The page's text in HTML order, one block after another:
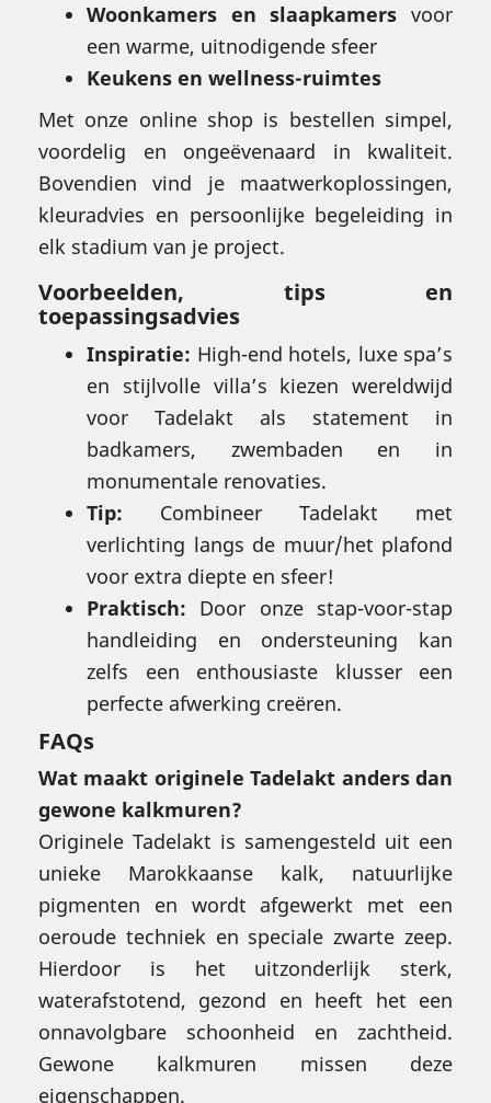
Woonkamers en slaapkamers voor
een warme, uitnodigende sfeer
Keukens en wellness-ruimtes
Met onze online shop is bestellen simpel,
voordelig en ongeëvenaard in kwaliteit.
Bovendien vind je maatwerkoplossingen,
kleuradvies en persoonlijke begeleiding in
elk stadium van je project.
Voorbeelden, tips en
toepassingsadvies
Inspiratie: High-end hotels, luxe spa’s
en stijlvolle villa’s kiezen wereldwijd
voor Tadelakt als statement in
badkamers, zwembaden en in
monumentale renovaties.
Tip: Combineer Tadelakt met
verlichting langs de muur/het plafond
voor extra diepte en sfeer!
Praktisch: Door onze stap-voor-stap
handleiding en ondersteuning kan
zelfs een enthousiaste klusser een
perfecte afwerking creëren.
FAQs
Wat maakt originele Tadelakt anders dan
gewone kalkmuren?
Originele Tadelakt is samengesteld uit een
unieke Marokkaanse kalk, natuurlijke
pigmenten en wordt afgewerkt met een
oeroude techniek en speciale zwarte zeep.
Hierdoor is het uitzonderlijk sterk,
waterafstotend, gezond en heeft het een
onnavolgbare schoonheid en zachtheid.
Gewone kalkmuren missen deze
eigenschappen.